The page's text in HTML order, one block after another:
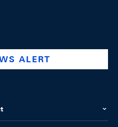
company/swiss-national-
@swissnationalbank
ALERT